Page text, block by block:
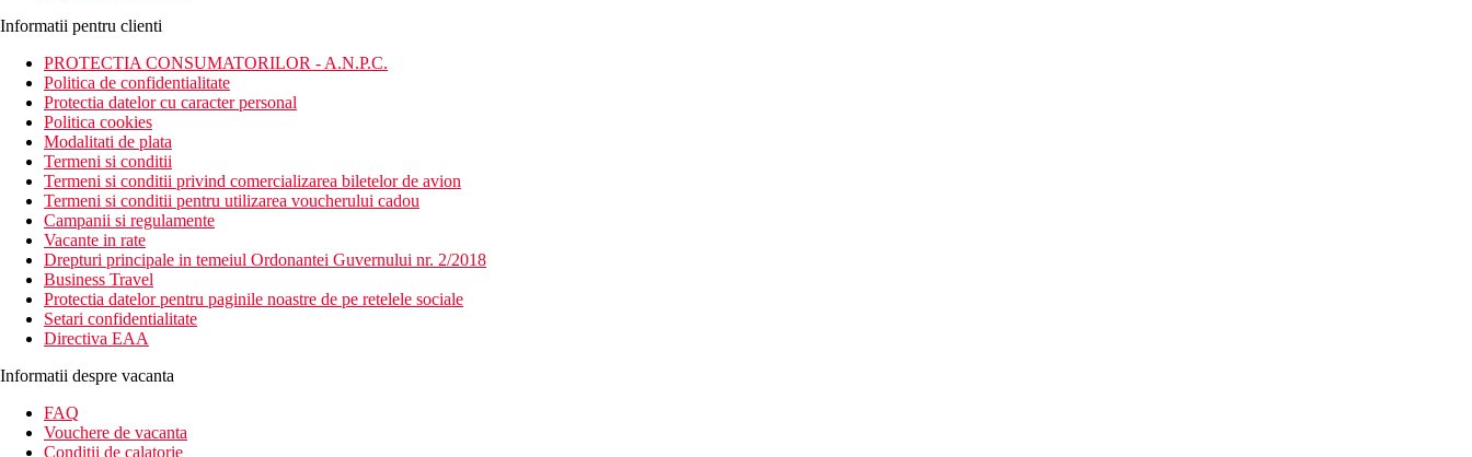
Informatii pentru clienti
PROTECTIA CONSUMATORILOR - A.N.P.C.
Politica de confidentialitate
Protectia datelor cu caracter personal
Politica cookies
Modalitati de plata
Termeni si conditii
Termeni si conditii privind comercializarea biletelor de avion
Termeni si conditii pentru utilizarea voucherului cadou
Campanii si regulamente
Vacante in rate
Drepturi principale in temeiul Ordonantei Guvernului nr. 2/2018
Business Travel
Protectia datelor pentru paginile noastre de pe retelele sociale
Setari confidentialitate
Directiva EAA
Informatii despre vacanta
FAQ
Vouchere de vacanta
Conditii de calatorie